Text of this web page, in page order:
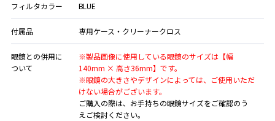
フィルタカラー BLUE
付属品 専用ケース・クリーナークロス
眼鏡との併用に
ついて
※製品画像に使用している眼鏡のサイズは【幅
140mm × 高さ36mm】です。
※眼鏡の大きさやデザインによっては、ご使用いただ
けない場合がございます。
ご購入の際は、お手持ちの眼鏡サイズをご確認のう
えご検討ください。